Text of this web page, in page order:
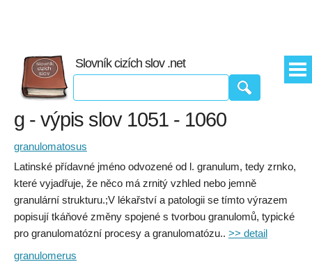
Slovník cizích slov .net
g - výpis slov 1051 - 1060
granulomatosus
Latinské přídavné jméno odvozené od l. granulum, tedy zrnko,
které vyjadřuje, že něco má zrnitý vzhled nebo jemně
granulární strukturu.;V lékařství a patologii se tímto výrazem
popisují tkáňové změny spojené s tvorbou granulomů, typické
pro granulomatózní procesy a granulomatózu.. >> detail
granulomerus